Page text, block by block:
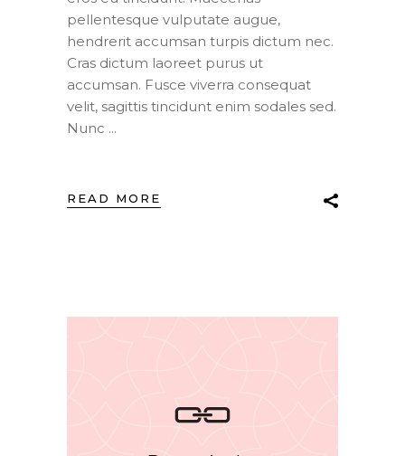
pellentesque vulputate augue,
hendrerit accumsan turpis dictum nec.
Cras dictum laoreet purus ut
accumsan. Fusce viverra consequat
velit, sagittis tincidunt enim sodales sed.
Nunc
READ MORE